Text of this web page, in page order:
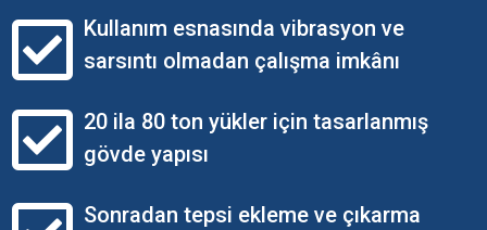
Kullanım esnasında vibrasyon ve
sarsıntı olmadan çalışma imkânı
20 ila 80 ton yükler için tasarlanmış
gövde yapısı
Sonradan tepsi ekleme ve çıkarma